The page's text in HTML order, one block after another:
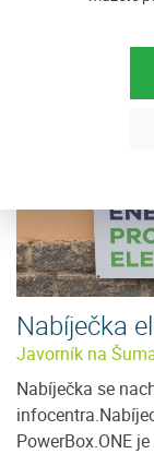
nebo pro ty,
Nabíječka
Javorník na
Nabíječka se
PowerBox.ONE